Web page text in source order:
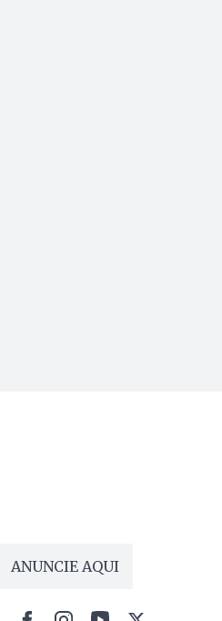
ANUNCIE AQUI